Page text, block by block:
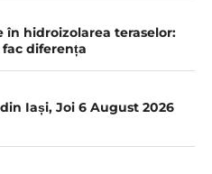
în hidroizolarea teraselor:
diferența
Iași, Joi 6 August 2026